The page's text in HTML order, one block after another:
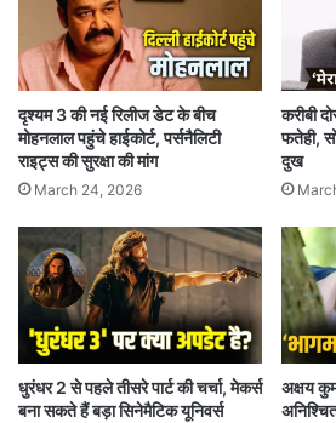
बार राजनीतिक थ्रिलर ‘गेम
महीने, निर्माताओं ने कियारा
जारी किया था, जो बहुप्रतीक्षित
नजर आएंगी।
दृश्यम 3 की नई रिलीज डेट के बीच
मोहनलाल पहुंचे हाईकोर्ट, पर्सनैलिटी
राइट्स की सुरक्षा की मांग
March 24, 2026
करीबी
फतेही,
दुख
धुरंधर 2 से पहले तीसरे पार्ट की चर्चा, मेकर्स
बना सकते हैं बड़ा सिनेमैटिक यूनिवर्स
अक्षय